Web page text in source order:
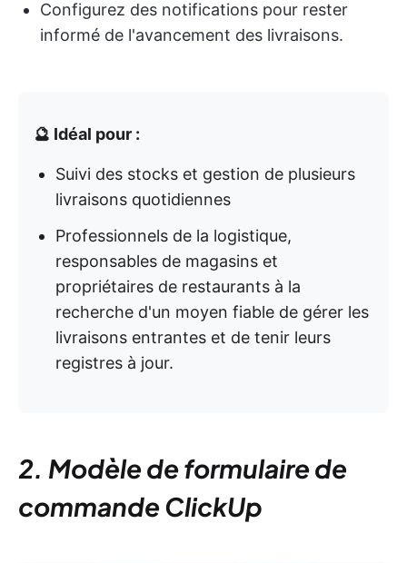
Configurez des notifications pour rester
informé de l'avancement des livraisons.
🔮 Idéal pour :
Suivi des stocks et gestion de plusieurs
livraisons quotidiennes
Professionnels de la logistique,
responsables de magasins et
propriétaires de restaurants à la
recherche d'un moyen fiable de gérer les
livraisons entrantes et de tenir leurs
registres à jour.
2. Modèle de formulaire de
commande ClickUp